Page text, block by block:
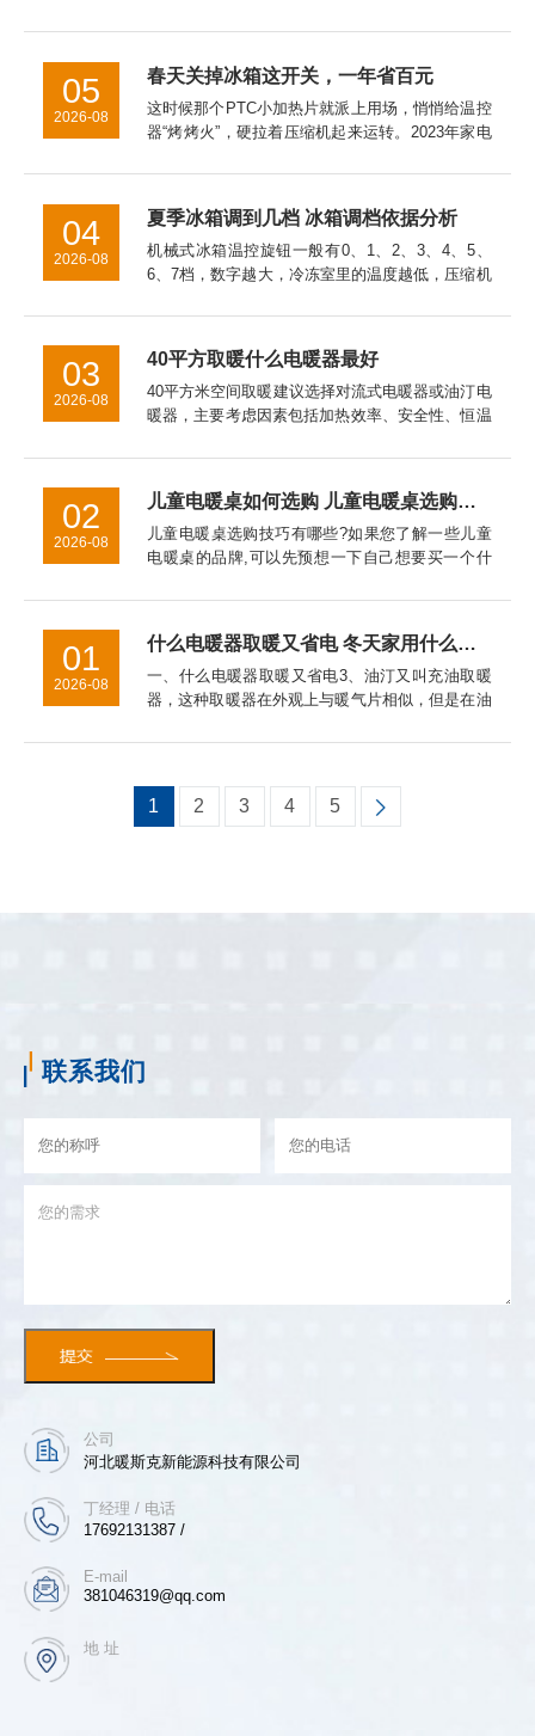
taoqibaby恒温杯已经成为我出门必带的装备。如
春天关掉冰箱这开关，一年省百元
这时候那个PTC小加热片就派上用场，悄悄给温控
器“烤烤火”，硬拉着压缩机起来运转。2023年家电
白白多跑100度电。冷冻室的温度万一回升到了零
05
2026-08
夏季冰箱调到几档 冰箱调档依据分析
机械式冰箱温控旋钮一般有0、1、2、3、4、5、
6、7档，数字越大，冷冻室里的温度越低，压缩机
季节温度变化来调节，一般春秋天我们可以调在3
档上，具体要看你的...
04
2026-08
40平方取暖什么电暖器最好
40平方米空间取暖建议选择对流式电暖器或油汀电
暖器，主要考虑因素包括加热效率、安全性、恒温
面温度通常控制在60℃以下，儿童房使用更安全。
油汀电暖器因热惯性大...
03
2026-08
儿童电暖桌如何选购 儿童电暖桌选购技巧【详细介绍】
儿童电暖桌选购技巧有哪些?如果您了解一些儿童
电暖桌的品牌,可以先预想一下自己想要买一个什
选技巧的介绍，希望对于家长挑选儿童电暖桌是有
帮助的。
02
2026-08
什么电暖器取暖又省电 冬天家用什么取暖器好
一、什么电暖器取暖又省电3、油汀又叫充油取暖
器，这种取暖器在外观上与暖气片相似，但是在油
而使室内温度升高。二、冬天家用什么取暖器好
01
2026-08
1 2 3 4 5
联系我们
公司
河北暖斯克新能源科技有限公司
丁经理 / 电话
17692131387 /
E-mail
381046319@qq.com
地 址